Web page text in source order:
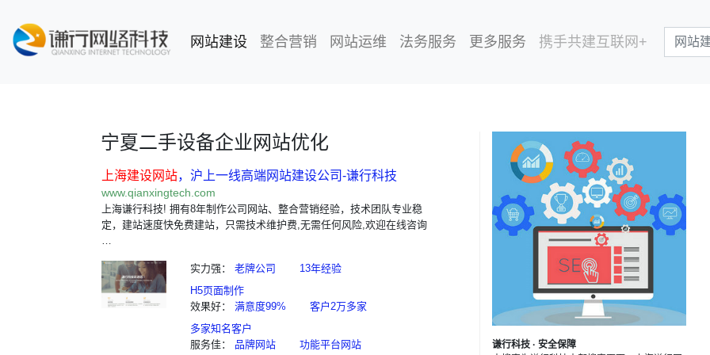
网站建设 (current)
整合营销 网站运维 法务服务 更多服务 携手共建互联网+
宁夏二手设备企业网站优化
上海建设网站，沪上一线高端网站建设公司-谦行科技
www.qianxingtech.com
上海谦行科技! 拥有8年制作公司网站、整合营销经验，技术团队专业稳
定，建站速度快免费建站，只需技术维护费,无需任何风险,欢迎在线咨询
…
实力强： 老牌公司
13年经验
H5页面制作
效果好：
满意度99%
客户2万多家
多家知名客户
服务佳：
品牌网站 功能平台网站
谦行科技 · 安全保障